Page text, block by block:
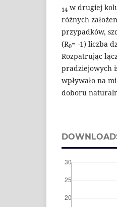
14 w drugiej
różnych
przypadków,
(R0= -1) liczba
Rozpatrując
pradziejowych
wpływało na
doboru